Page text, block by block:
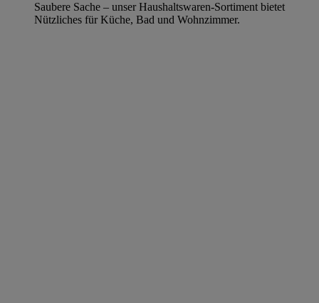
Saubere Sache – unser Haushaltswaren-Sortiment bietet
Nützliches für Küche, Bad und Wohnzimmer.